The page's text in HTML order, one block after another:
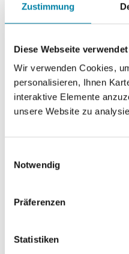
Zustimmung
Diese Webseite
Wir verwenden Cookies,
personalisieren, Ihnen
interaktive Elemente
unsere Website zu
Notwendig
Präferenzen
Statistiken
seien
etwa für
Behinderungen
Auch Angehörigen
Land fernab des
Situation. Viele
Religionen hätten
oder Fernseher
anderen positiven
gegenüber, die